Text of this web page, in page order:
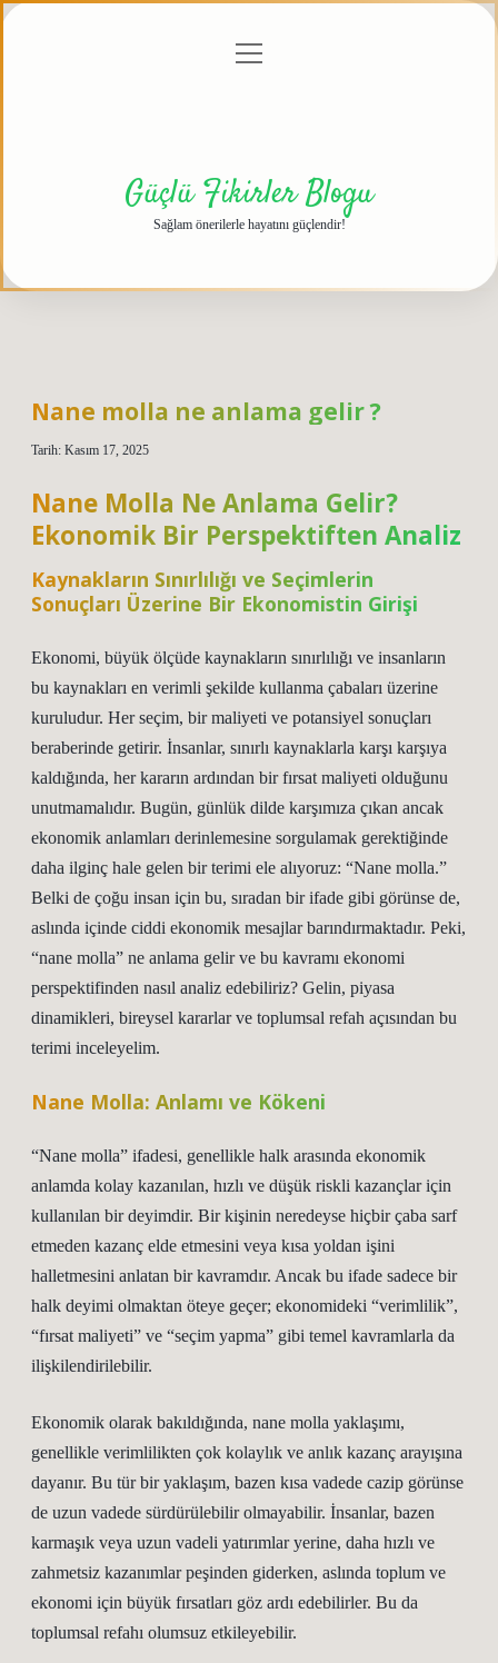
menüyü
Güçlü Fikirler Blogu
Sağlam önerilerle hayatını güçlendir!
Nane molla ne anlama gelir ?
Tarih: Kasım 17, 2025
Nane Molla Ne Anlama Gelir?
Ekonomik Bir Perspektiften Analiz
Kaynakların Sınırlılığı ve Seçimlerin
Sonuçları Üzerine Bir Ekonomistin Girişi
Ekonomi, büyük ölçüde kaynakların sınırlılığı ve insanların
bu kaynakları en verimli şekilde kullanma çabaları üzerine
kuruludur. Her seçim, bir maliyeti ve potansiyel sonuçları
beraberinde getirir. İnsanlar, sınırlı kaynaklarla karşı karşıya
kaldığında, her kararın ardından bir fırsat maliyeti olduğunu
unutmamalıdır. Bugün, günlük dilde karşımıza çıkan ancak
ekonomik anlamları derinlemesine sorgulamak gerektiğinde
daha ilginç hale gelen bir terimi ele alıyoruz: “Nane molla.”
Belki de çoğu insan için bu, sıradan bir ifade gibi görünse de,
aslında içinde ciddi ekonomik mesajlar barındırmaktadır. Peki,
“nane molla” ne anlama gelir ve bu kavramı ekonomi
perspektifinden nasıl analiz edebiliriz? Gelin, piyasa
dinamikleri, bireysel kararlar ve toplumsal refah açısından bu
terimi inceleyelim.
Nane Molla: Anlamı ve Kökeni
“Nane molla” ifadesi, genellikle halk arasında ekonomik
anlamda kolay kazanılan, hızlı ve düşük riskli kazançlar için
kullanılan bir deyimdir. Bir kişinin neredeyse hiçbir çaba sarf
etmeden kazanç elde etmesini veya kısa yoldan işini
halletmesini anlatan bir kavramdır. Ancak bu ifade sadece bir
halk deyimi olmaktan öteye geçer; ekonomideki “verimlilik”,
“fırsat maliyeti” ve “seçim yapma” gibi temel kavramlarla da
ilişkilendirilebilir.
Ekonomik olarak bakıldığında, nane molla yaklaşımı,
genellikle verimlilikten çok kolaylık ve anlık kazanç arayışına
dayanır. Bu tür bir yaklaşım, bazen kısa vadede cazip görünse
de uzun vadede sürdürülebilir olmayabilir. İnsanlar, bazen
karmaşık veya uzun vadeli yatırımlar yerine, daha hızlı ve
zahmetsiz kazanımlar peşinden giderken, aslında toplum ve
ekonomi için büyük fırsatları göz ardı edebilirler. Bu da
toplumsal refahı olumsuz etkileyebilir.